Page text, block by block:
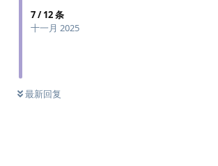
7/12条
十一月 2025
最新回复